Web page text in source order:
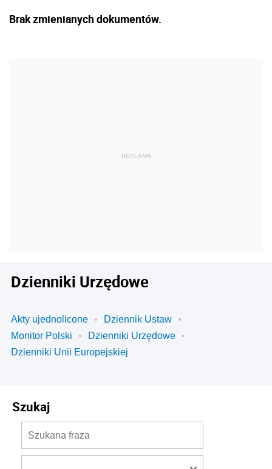
Brak zmienianych dokumentów.
Dzienniki Urzędowe
Akty ujednolicone
Dziennik Ustaw
Monitor Polski
Dzienniki Urzędowe
Dzienniki Unii Europejskiej
Szukaj